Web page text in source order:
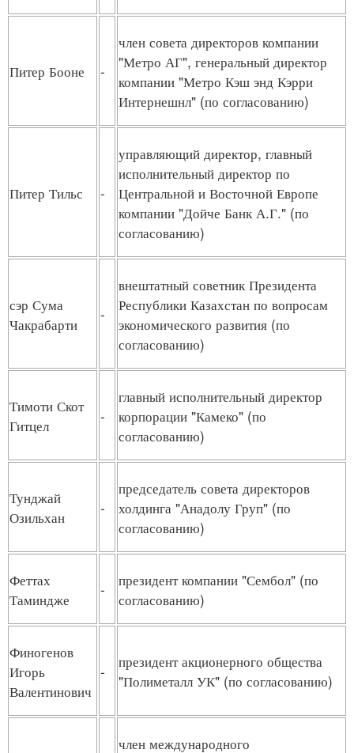
Питер Бооне -
член совета директоров компании
"Метро АГ", генеральный директор
компании "Метро Кэш энд Кэрри
Интернешнл" (по согласованию)
Питер Тильс -
управляющий директор, главный
исполнительный директор по
Центральной и Восточной Европе
компании "Дойче Банк А.Г." (по
согласованию)
сэр Сума
Чакрабарти
-
внештатный советник Президента
Республики Казахстан по вопросам
экономического развития (по
согласованию)
Тимоти Скот
Гитцел
-
главный исполнительный директор
корпорации "Камеко" (по
согласованию)
Тунджай
Озильхан
-
председатель совета директоров
холдинга "Анадолу Груп" (по
согласованию)
Феттах
Таминдже
-
президент компании "Сембол" (по
согласованию)
Финогенов
Игорь
Валентинович
-
президент акционерного общества
"Полиметалл УК" (по согласованию)
член международного